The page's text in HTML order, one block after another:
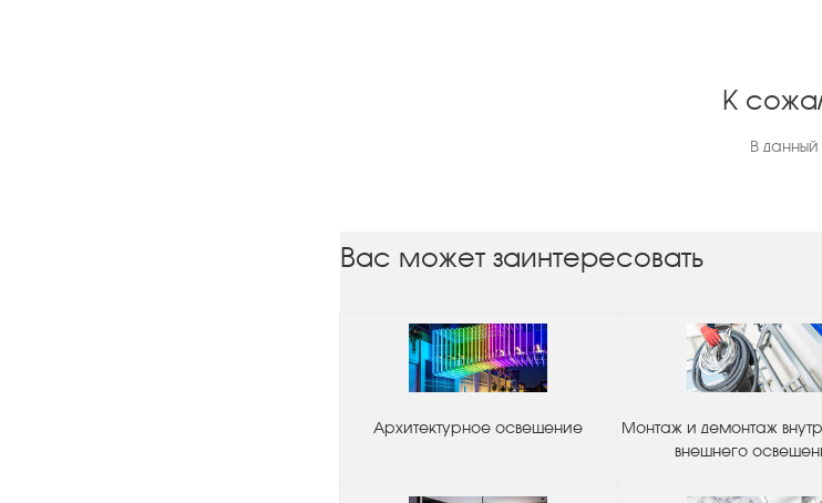
К
В данный
Вас может заинтересовать
Архитектурное освещение
Монтаж и демонтаж
внешнего